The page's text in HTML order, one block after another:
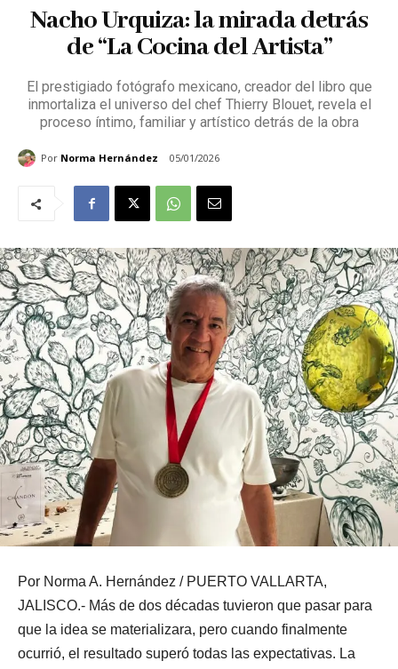
Nacho Urquiza: la mirada detrás
de “La Cocina del Artista”
El prestigiado fotógrafo mexicano, creador del libro que
inmortaliza el universo del chef Thierry Blouet, revela el
proceso íntimo, familiar y artístico detrás de la obra
Por Norma Hernández 05/01/2026
Por Norma A. Hernández / PUERTO VALLARTA,
JALISCO.- Más de dos décadas tuvieron que pasar para
que la idea se materializara, pero cuando finalmente
ocurrió, el resultado superó todas las expectativas. La